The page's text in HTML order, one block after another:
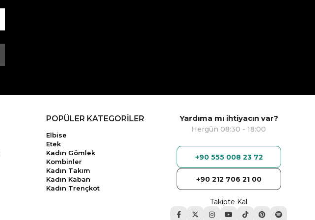
POPÜLER KATEGORİLER
Elbise
Etek
Kadın Gömlek
Kombinler
Kadın Takım
Kadın Kaban
Kadın Trençkot
Yardıma mı ihtiyacın var?
Hergün 08:30 - 18:00
+90 555 008 23 72
+90 212 706 21 00
Takipte Kal